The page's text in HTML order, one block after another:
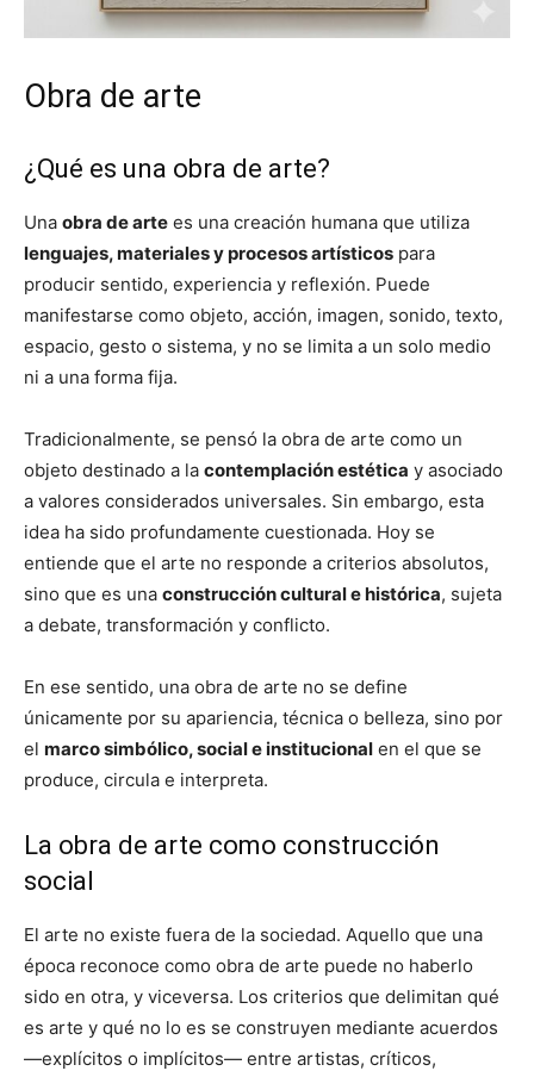
Obra de arte
¿Qué es una obra de arte?
Una obra de arte es una creación humana que utiliza
lenguajes, materiales y procesos artísticos para
producir sentido, experiencia y reflexión. Puede
manifestarse como objeto, acción, imagen, sonido, texto,
espacio, gesto o sistema, y no se limita a un solo medio
ni a una forma fija.
Tradicionalmente, se pensó la obra de arte como un
objeto destinado a la contemplación estética y asociado
a valores considerados universales. Sin embargo, esta
idea ha sido profundamente cuestionada. Hoy se
entiende que el arte no responde a criterios absolutos,
sino que es una construcción cultural e histórica, sujeta
a debate, transformación y conflicto.
En ese sentido, una obra de arte no se define
únicamente por su apariencia, técnica o belleza, sino por
el marco simbólico, social e institucional en el que se
produce, circula e interpreta.
La obra de arte como construcción
social
El arte no existe fuera de la sociedad. Aquello que una
época reconoce como obra de arte puede no haberlo
sido en otra, y viceversa. Los criterios que delimitan qué
es arte y qué no lo es se construyen mediante acuerdos
—explícitos o implícitos— entre artistas, críticos,